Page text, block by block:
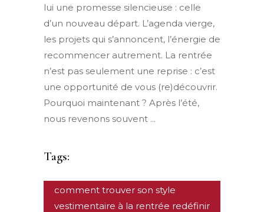
lui une promesse silencieuse : celle
d’un nouveau départ. L’agenda vierge,
les projets qui s’annoncent, l’énergie de
recommencer autrement. La rentrée
n’est pas seulement une reprise : c’est
une opportunité de vous (re)découvrir.
Pourquoi maintenant ? Après l’été,
nous revenons souvent
Tags:
comment trouver son style
vestimentaire à la rentrée redéfinir